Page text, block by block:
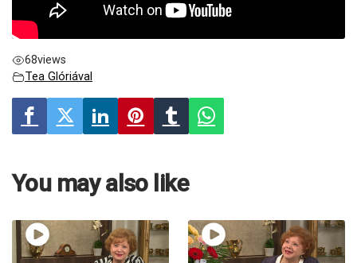
68views
Tea Glóriával
You may also like